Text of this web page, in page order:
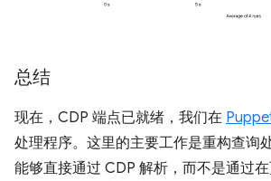
总结
现在，CDP 端点已就绪，我们在
处理程序。这里的主要工作是重构查询
能够直接通过 CDP 解析，而不是通过